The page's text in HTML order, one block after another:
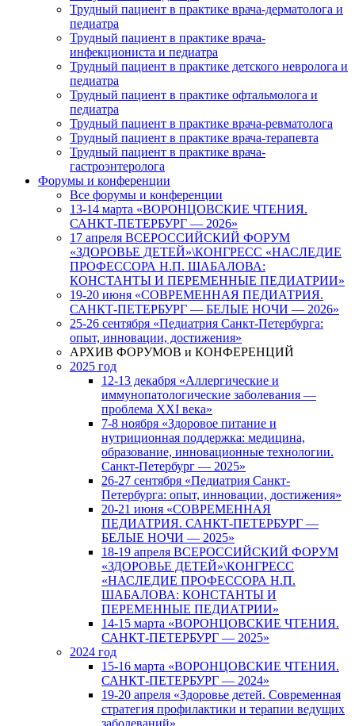
Трудный пациент в практике врача-дерматолога и
педиатра
Трудный пациент в практике врача-
инфекциониста и педиатра
Трудный пациент в практике детского невролога и
педиатра
Трудный пациент в практике офтальмолога и
педиатра
Трудный пациент в практике врача-ревматолога
Трудный пациент в практике врача-терапевта
Трудный пациент в практике врача-
гастроэнтеролога
Форумы и конференции
Все форумы и конференции
13-14 марта «ВОРОНЦОВСКИЕ ЧТЕНИЯ.
САНКТ-ПЕТЕРБУРГ — 2026»
17 апреля ВСЕРОССИЙСКИЙ ФОРУМ
«ЗДОРОВЬЕ ДЕТЕЙ»\КОНГРЕСС «НАСЛЕДИЕ
ПРОФЕССОРА Н.П. ШАБАЛОВА:
КОНСТАНТЫ И ПЕРЕМЕННЫЕ ПЕДИАТРИИ»
19-20 июня «СОВРЕМЕННАЯ ПЕДИАТРИЯ.
САНКТ-ПЕТЕРБУРГ — БЕЛЫЕ НОЧИ — 2026»
25-26 сентября «Педиатрия Санкт-Петербурга:
опыт, инновации, достижения»
АРХИВ ФОРУМОВ и КОНФЕРЕНЦИЙ
2025 год
12-13 декабря «Аллергические и
иммунопатологические заболевания —
проблема XXI века»
7-8 ноября «Здоровое питание и
нутриционная поддержка: медицина,
образование, инновационные технологии.
Санкт-Петербург — 2025»
26-27 сентября «Педиатрия Санкт-
Петербурга: опыт, инновации, достижения»
20-21 июня «СОВРЕМЕННАЯ
ПЕДИАТРИЯ. САНКТ-ПЕТЕРБУРГ —
БЕЛЫЕ НОЧИ — 2025»
18-19 апреля ВСЕРОССИЙСКИЙ ФОРУМ
«ЗДОРОВЬЕ ДЕТЕЙ»\КОНГРЕСС
«НАСЛЕДИЕ ПРОФЕССОРА Н.П.
ШАБАЛОВА: КОНСТАНТЫ И
ПЕРЕМЕННЫЕ ПЕДИАТРИИ»
14-15 марта «ВОРОНЦОВСКИЕ ЧТЕНИЯ.
САНКТ-ПЕТЕРБУРГ — 2025»
2024 год
15-16 марта «ВОРОНЦОВСКИЕ ЧТЕНИЯ.
САНКТ-ПЕТЕРБУРГ — 2024»
19-20 апреля «Здоровье детей. Современная
стратегия профилактики и терапии ведущих
заболеваний»